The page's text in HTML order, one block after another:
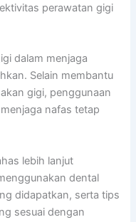
perawatan gigi
dalam menjaga
Selain membantu
gigi, penggunaan
nafas tetap
lebih lanjut
dental
didapatkan, serta tips
sesuai dengan